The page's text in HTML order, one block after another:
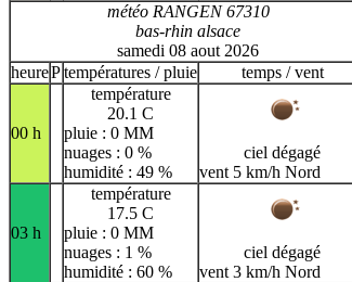
météo RANGEN 67310
bas-rhin alsace
samedi 08 aout 2026
heurePtempératures / pluie temps / vent
00 h
température
20.1 C
pluie : 0 MM
nuages : 0 %
humidité : 49 %
ciel dégagé
vent 5 km/h Nord
03 h
température
17.5 C
pluie : 0 MM
nuages : 1 %
humidité : 60 %
ciel dégagé
vent 3 km/h Nord